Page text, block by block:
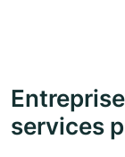
services